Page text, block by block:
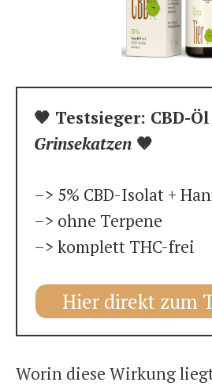
🤎 Testsieger: CBD-
Grinsekatzen 🤎
–> 5% CBD-Isolat +
–> ohne Terpene
–> komplett THC-frei
Hier direkt zum
Worin diese Wirkung